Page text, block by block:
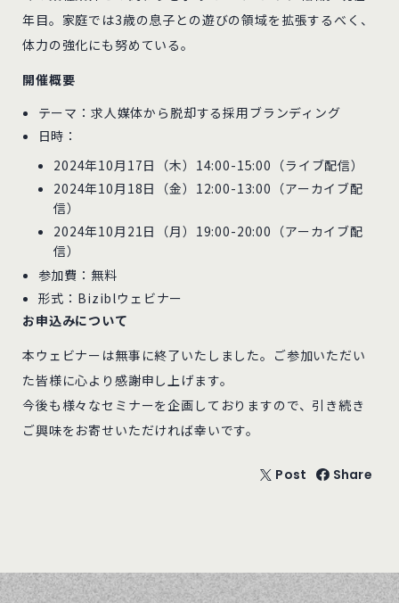
年目。家庭では3歳の息子との遊びの領域を拡張するべく、
体力の強化にも努めている。
開催概要
テーマ：求人媒体から脱却する採用ブランディング
日時：
2024年10月17日（木）14:00-15:00（ライブ配信）
2024年10月18日（金）12:00-13:00（アーカイブ配
信）
2024年10月21日（月）19:00-20:00（アーカイブ配
信）
参加費：無料
形式：Biziblウェビナー
お申込みについて
本ウェビナーは無事に終了いたしました。ご参加いただい
た皆様に心より感謝申し上げます。
今後も様々なセミナーを企画しておりますので、引き続き
ご興味をお寄せいただければ幸いです。
Post Share